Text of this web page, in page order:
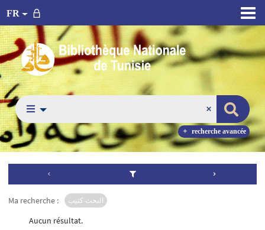
FR
recherche avancée
Ma recherche : البحث كتيب
Aucun résultat.